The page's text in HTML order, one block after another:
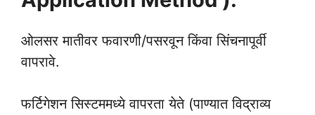
ओलसर मातीवर फवारणी/पसरवून किंवा सिंचनापूर्वी
वापरावे.
फर्टिगेशन सिस्टममध्ये वापरता येते (पाण्यात विद्राव्य